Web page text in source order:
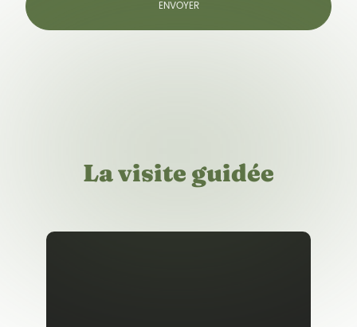
La visite guidée